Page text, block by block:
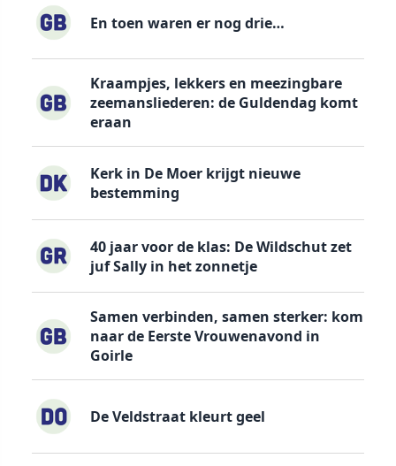
En toen waren er nog drie…
Kraampjes, lekkers en meezingbare
zeemansliederen: de Guldendag komt
eraan
Kerk in De Moer krijgt nieuwe
bestemming
40 jaar voor de klas: De Wildschut zet
juf Sally in het zonnetje
Samen verbinden, samen sterker: kom
naar de Eerste Vrouwenavond in
Goirle
De Veldstraat kleurt geel